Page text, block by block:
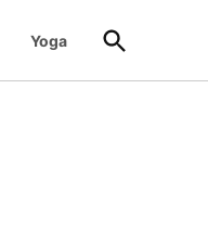
Yoga
Open
Search